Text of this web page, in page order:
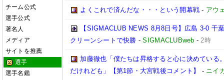
チーム公式
選手公式
著名人
メディア
サイトを推薦
選手
選手名鑑
よくこれで済んだな・・・という開幕戦 - アウ
【SIGMACLUB NEWS 8月8日号】広島 3-0
クリーンシートで快勝 -SIGMACLUBweb -2時
加藤徹也「僕たちは昇格すると心に決めてい
だけれども」【第1節・大宮戦後コメント】
- ニイ